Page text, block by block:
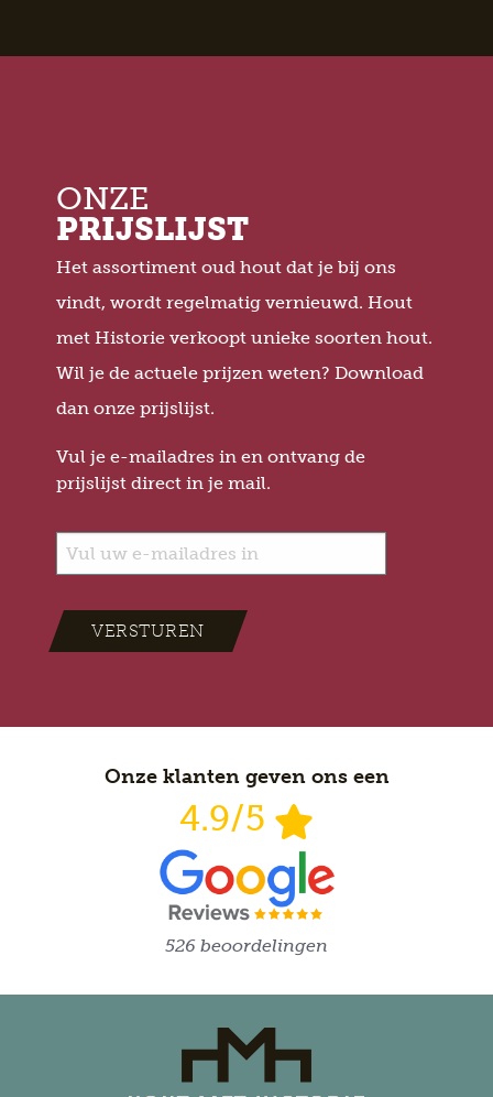
ONZE
PRIJSLIJST
Het assortiment oud hout dat je bij ons
vindt, wordt regelmatig vernieuwd. Hout
met Historie verkoopt unieke soorten hout.
Wil je de actuele prijzen weten? Download
dan onze prijslijst.
Vul je e-mailadres in en ontvang de
prijslijst direct in je mail.
VERSTUREN
Onze klanten geven ons een
4.9/5
526 beoordelingen